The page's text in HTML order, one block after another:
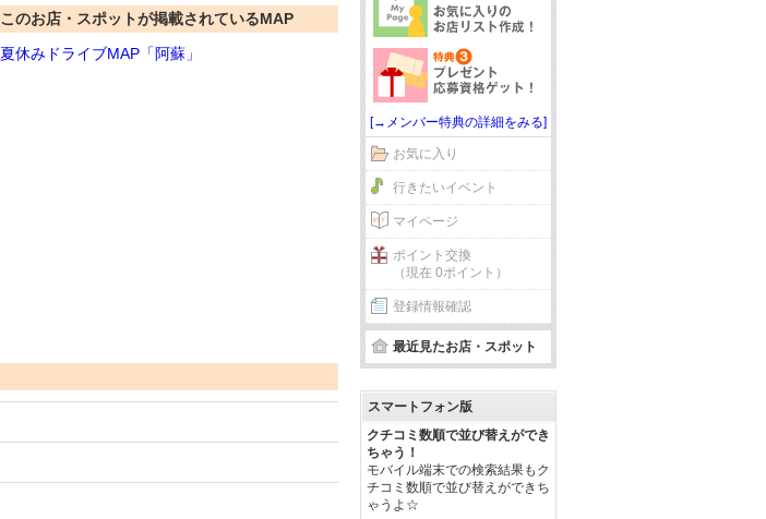
このお店・スポットが掲載されているMAP
夏休みドライブMAP「阿蘇」
[→メンバー特典の詳細をみる]
お気に入り
行きたいイベント
マイページ
ポイント交換
（現在 0ポイント）
登録情報確認
最近見たお店・スポット
スマートフォン版
クチコミ数順で並び替えができ
ちゃう！
モバイル端末での検索結果もク
チコミ数順で並び替えができち
ゃうよ☆